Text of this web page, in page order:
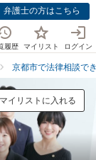
弁護士の方はこちら
履歴 マイリスト ログイン
京都市で法律相談で
マイリストに入れる